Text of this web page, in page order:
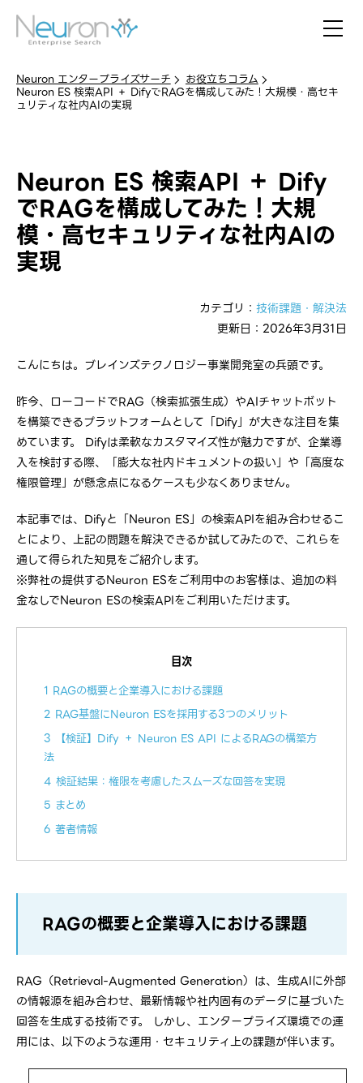
Neuron エンタープライズサーチ お役立ちコラム
Neuron ES 検索API ＋ DifyでRAGを構成してみた！大規模・高セキ
ュリティな社内AIの実現
Neuron ES 検索API ＋ Dify
でRAGを構成してみた！大規
模・高セキュリティな社内AIの
実現
カテゴリ：技術課題・解決法
更新日：2026年3月31日
こんにちは。ブレインズテクノロジー事業開発室の兵頭です。
昨今、ローコードでRAG（検索拡張生成）やAIチャットボット
を構築できるプラットフォームとして「Dify」が大きな注目を集
めています。 Difyは柔軟なカスタマイズ性が魅力ですが、企業導
入を検討する際、「膨大な社内ドキュメントの扱い」や「高度な
権限管理」が懸念点になるケースも少なくありません。
本記事では、Difyと「Neuron ES」の検索APIを組み合わせるこ
とにより、上記の問題を解決できるか試してみたので、これらを
通して得られた知見をご紹介します。
※弊社の提供するNeuron ESをご利用中のお客様は、追加の料
金なしでNeuron ESの検索APIをご利用いただけます。
目次
1 RAGの概要と企業導入における課題
2 RAG基盤にNeuron ESを採用する3つのメリット
3 【検証】Dify ＋ Neuron ES API によるRAGの構築方
法
4 検証結果：権限を考慮したスムーズな回答を実現
5 まとめ
6 著者情報
RAGの概要と企業導入における課題
RAG（Retrieval-Augmented Generation）は、生成AIに外部
の情報源を組み合わせ、最新情報や社内固有のデータに基づいた
回答を生成する技術です。 しかし、エンタープライズ環境での運
用には、以下のような運用・セキュリティ上の課題が伴います。